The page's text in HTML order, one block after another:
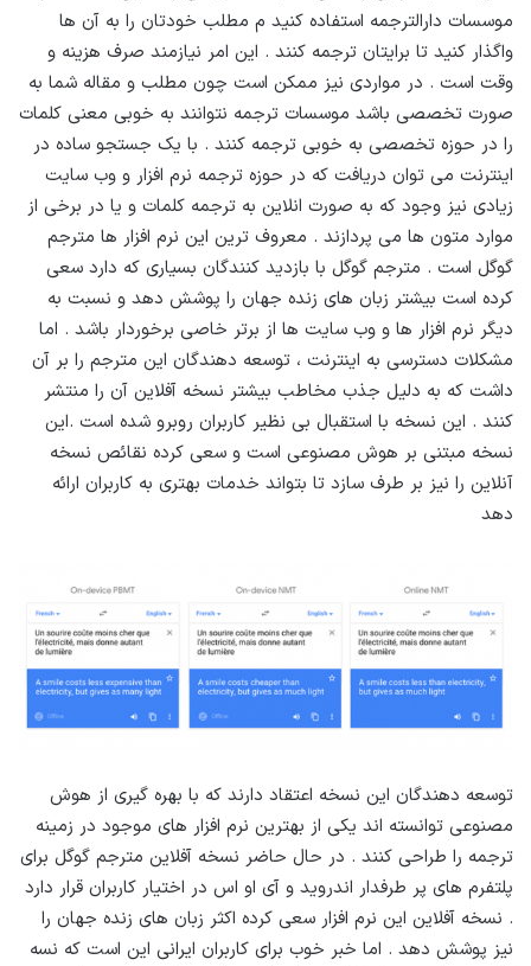
موسسات دارالترجمه استفاده کنید م مطلب خودتان را به آن ها
واگذار کنید تا برایتان ترجمه کنند . این امر نیازمند صرف هزینه و
وقت است . در مواردی نیز ممکن است چون مطلب و مقاله شما به
صورت تخصصی باشد موسسات ترجمه نتوانند به خوبی معنی کلمات
را در حوزه تخصصی به خوبی ترجمه کنند . با یک جستجو ساده در
اینترنت می توان دریافت که در حوزه ترجمه نرم افزار و وب سایت
زیادی نیز وجود که به صورت انلاین به ترجمه کلمات و یا در برخی از
موارد متون ها می پردازند . معروف ترین این نرم افزار ها مترجم
گوگل است . مترجم گوگل با بازدید کنندگان بسیاری که دارد سعی
کرده است بیشتر زبان های زنده جهان را پوشش دهد و نسبت به
دیگر نرم افزار ها و وب سایت ها از برتر خاصی برخوردار باشد . اما
مشکلات دسترسی به اینترنت ، توسعه دهندگان این مترجم را بر آن
داشت که به دلیل جذب مخاطب بیشتر نسخه آفلاین آن را منتشر
کنند . این نسخه با استقبال بی نظیر کاربران روبرو شده است .این
نسخه مبتنی بر هوش مصنوعی است و سعی کرده نقائص نسخه
آنلاین را نیز بر طرف سازد تا بتواند خدمات بهتری به کاربران ارائه
دهد
توسعه دهندگان این نسخه اعتقاد دارند که با بهره گیری از هوش
مصنوعی توانسته اند یکی از بهترین نرم افزار های موجود در زمینه
ترجمه را طراحی کنند . در حال حاضر نسخه آفلاین مترجم گوگل برای
پلتفرم های پر طرفدار اندروید و آی او اس در اختیار کاربران قرار دارد
. نسخه آفلاین این نرم افزار سعی کرده اکثر زبان های زنده جهان را
نیز پوشش دهد . اما خبر خوب برای کاربران ایرانی این است که نسه